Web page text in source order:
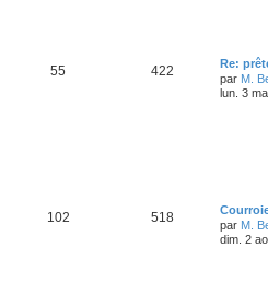
55 422
Re:
par M.
lun. 3
102 518
par M.
dim. 2